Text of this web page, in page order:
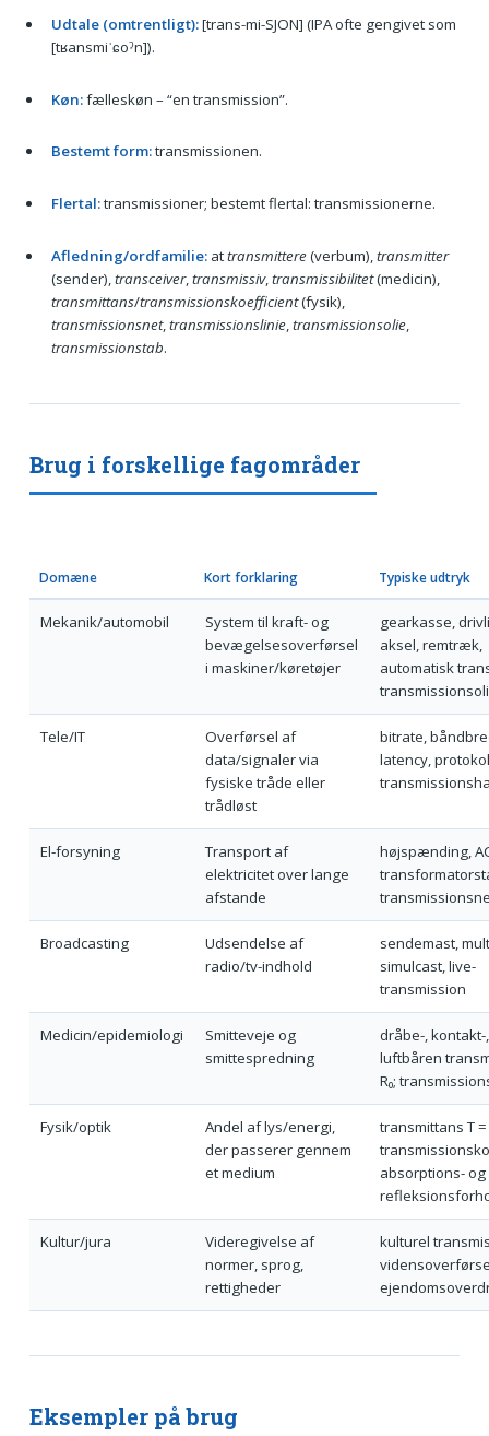
Udtale (omtrentligt):[trans-mi-SJON] (IPA ofte gengivet som
[tʁansmiˈɕoˀn]).
Køn:fælleskøn – “en transmission”.
Bestemt form:transmissionen.
Flertal:transmissioner; bestemt flertal: transmissionerne.
Afledning/ordfamilie:attransmittere(verbum),transmitter
(sender),transceiver,transmissiv,transmissibilitet(medicin),
transmittans/transmissionskoefficient(fysik),
transmissionsnet,transmissionslinie,transmissionsolie,
transmissionstab.
Brug i forskellige fagområder
Domæne Kort forklaring Typiske udtryk
Mekanik/automobil
System til kraft- og
bevægelsesoverførsel
i maskiner/køretøjer
gearkasse,
aksel, remtræk,
automatisk
Tele/IT
Overførsel af
data/signaler via
fysiske tråde eller
trådløst
bitrate,
latency,
El-forsyning
Transport af
elektricitet over lange
afstande
højspænding,
Broadcasting
Udsendelse af
radio/tv-indhold
sendemast,
simulcast, live-
transmission
Medicin/epidemiologi
Smitteveje og
smittespredning
dråbe-, kontakt-,
luftbåren
R₀;
Fysik/optik
Andel af lys/energi,
der passerer gennem
et medium
transmittans T
absorptions- og
Kultur/jura
Videregivelse af
normer, sprog,
rettigheder
kulturel
Eksempler på brug